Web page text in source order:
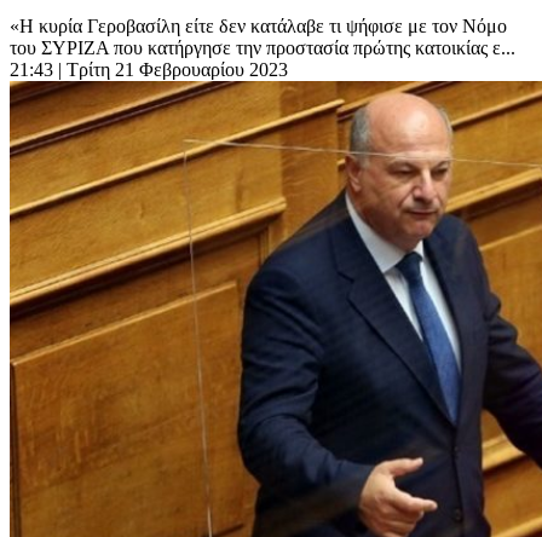
«Η κυρία Γεροβασίλη είτε δεν κατάλαβε τι ψήφισε με τον Νόμο
του ΣΥΡΙΖΑ που κατήργησε την προστασία πρώτης κατοικίας ε...
21:43 | Τρίτη 21 Φεβρουαρίου 2023